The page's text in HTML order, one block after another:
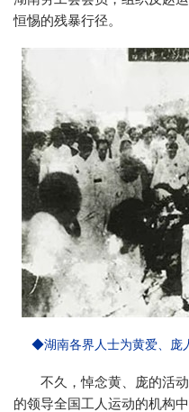
恒惕的残暴行径。
◆湖南各界人士为黄爱、庞
不久，悼念黄、庞的活
的领导全国工人运动的机构